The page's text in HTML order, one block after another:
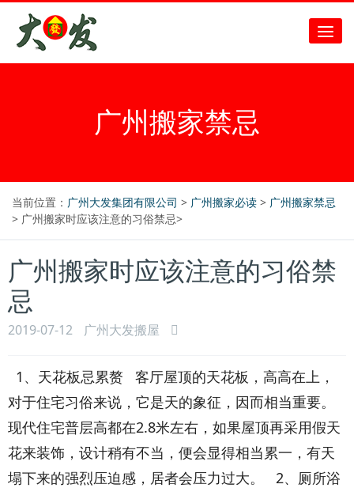
广州搬家禁忌
当前位置： 广州大发集团有限公司 > 广州搬家必读 > 广州搬家禁忌
> 广州搬家时应该注意的习俗禁忌>
广州搬家时应该注意的习俗禁
忌
2019-07-12 广州大发搬屋
1、天花板忌累赘 客厅屋顶的天花板，高高在上，
对于住宅习俗来说，它是天的象征，因而相当重要。
现代住宅普层高都在2.8米左右，如果屋顶再采用假天
花来装饰，设计稍有不当，便会显得相当累一，有天
塌下来的强烈压迫感，居者会压力过大。 2、厕所浴